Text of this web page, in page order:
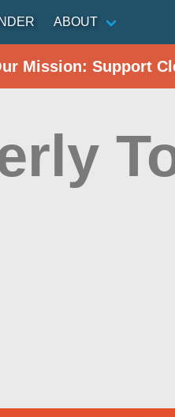
ABOUT
Mission: Support